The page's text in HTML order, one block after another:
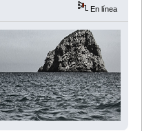
En línea